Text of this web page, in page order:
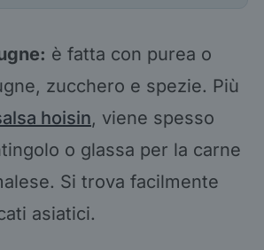
è fatta con purea o
zucchero e spezie. Più
hoisin, viene spesso
o glassa per la carne
Si trova facilmente
asiatici.